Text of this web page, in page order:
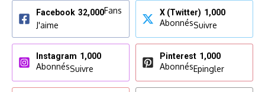
Facebook 32,000Fans
J'aime
X (Twitter) 1,000
AbonnésSuivre
Instagram 1,000
AbonnésSuivre
Pinterest 1,000
AbonnésEpingler